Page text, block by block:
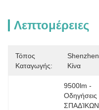
Λεπτομέρειες
Τόπος
Καταγωγής:
Shenzhen,
Κίνα
9500lm -
Οδηγήσεις
ΣΠΑΔΊΚΩΝ